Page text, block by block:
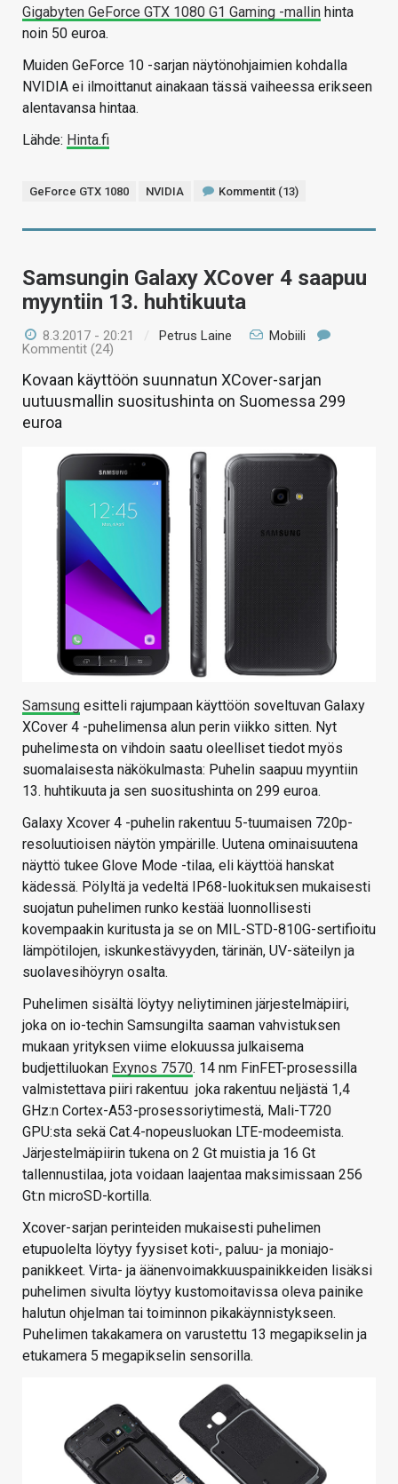
Gigabyten GeForce GTX 1080 G1 Gaming -mallin hinta
noin 50 euroa.
Muiden GeForce 10 -sarjan näytönohjaimien kohdalla
NVIDIA ei ilmoittanut ainakaan tässä vaiheessa erikseen
alentavansa hintaa.
Lähde: Hinta.fi
GeForce GTX 1080 NVIDIA Kommentit (13)
Samsungin Galaxy XCover 4 saapuu
myyntiin 13. huhtikuuta
8.3.2017 - 20:21 / Petrus Laine
Mobiili
Kommentit (24)
Kovaan käyttöön suunnatun XCover-sarjan
uutuusmallin suositushinta on Suomessa 299
euroa
Samsung esitteli rajumpaan käyttöön soveltuvan Galaxy
XCover 4 -puhelimensa alun perin viikko sitten. Nyt
puhelimesta on vihdoin saatu oleelliset tiedot myös
suomalaisesta näkökulmasta: Puhelin saapuu myyntiin
13. huhtikuuta ja sen suositushinta on 299 euroa.
Galaxy Xcover 4 -puhelin rakentuu 5-tuumaisen 720p-
resoluutioisen näytön ympärille. Uutena ominaisuutena
näyttö tukee Glove Mode -tilaa, eli käyttöä hanskat
kädessä. Pölyltä ja vedeltä IP68-luokituksen mukaisesti
suojatun puhelimen runko kestää luonnollisesti
kovempaakin kuritusta ja se on MIL-STD-810G-sertifioitu
lämpötilojen, iskunkestävyyden, tärinän, UV-säteilyn ja
suolavesihöyryn osalta.
Puhelimen sisältä löytyy neliytiminen järjestelmäpiiri,
joka on io-techin Samsungilta saaman vahvistuksen
mukaan yrityksen viime elokuussa julkaisema
budjettiluokan Exynos 7570. 14 nm FinFET-prosessilla
valmistettava piiri rakentuu joka rakentuu neljästä 1,4
GHz:n Cortex-A53-prosessoriytimestä, Mali-T720
GPU:sta sekä Cat.4-nopeusluokan LTE-modeemista.
Järjestelmäpiirin tukena on 2 Gt muistia ja 16 Gt
tallennustilaa, jota voidaan laajentaa maksimissaan 256
Gt:n microSD-kortilla.
Xcover-sarjan perinteiden mukaisesti puhelimen
etupuolelta löytyy fyysiset koti-, paluu- ja moniajo-
panikkeet. Virta- ja äänenvoimakkuuspainikkeiden lisäksi
puhelimen sivulta löytyy kustomoitavissa oleva painike
halutun ohjelman tai toiminnon pikakäynnistykseen.
Puhelimen takakamera on varustettu 13 megapikselin ja
etukamera 5 megapikselin sensorilla.